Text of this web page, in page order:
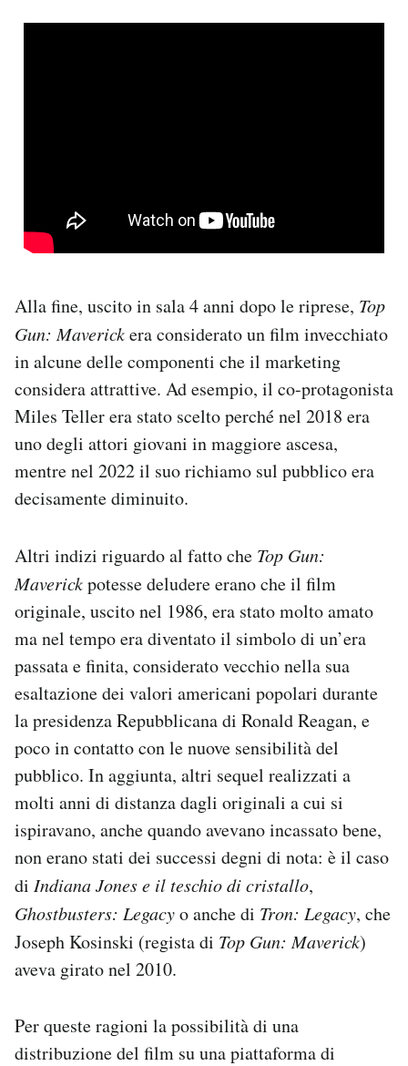
Alla fine, uscito in sala 4 anni dopo le riprese, Top
Gun: Maverickera considerato un film invecchiato
in alcune delle componenti che il marketing
considera attrattive. Ad esempio, il co-protagonista
Miles Teller era stato scelto perché nel 2018 era
uno degli attori giovani in maggiore ascesa,
mentre nel 2022 il suo richiamo sul pubblico era
decisamente diminuito.
Altri indizi riguardo al fatto che Top Gun:
Maverickpotesse deludere erano che il film
originale, uscito nel 1986, era stato molto amato
ma nel tempo era diventato il simbolo di un’era
passata e finita, considerato vecchio nella sua
esaltazione dei valori americani popolari durante
la presidenza Repubblicana di Ronald Reagan, e
poco in contatto con le nuove sensibilità del
pubblico. In aggiunta, altri sequel realizzati a
molti anni di distanza dagli originali a cui si
ispiravano, anche quando avevano incassato bene,
non erano stati dei successi degni di nota: è il caso
di Indiana Jones e il teschio di cristallo,
Ghostbusters: Legacyo anche di Tron: Legacy, che
Joseph Kosinski (regista di Top Gun: Maverick)
aveva girato nel 2010.
Per queste ragioni la possibilità di una
distribuzione del film su una piattaforma di